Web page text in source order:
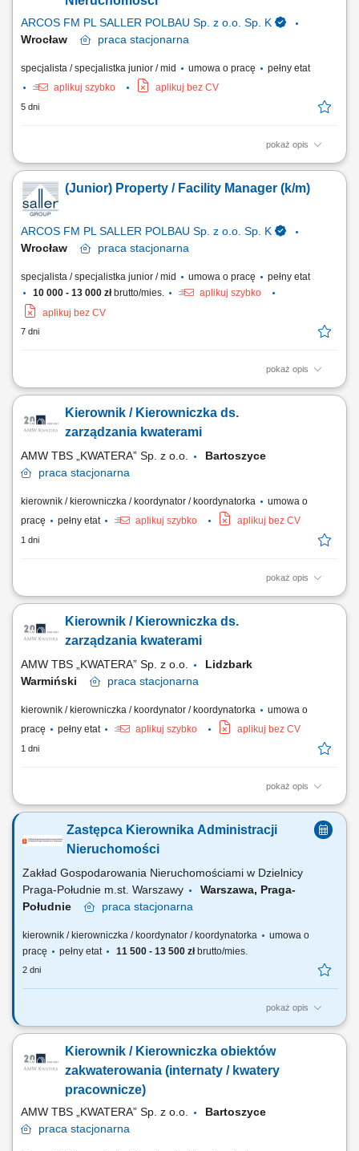
ARCOS FM PL SALLER POLBAU Sp. z o.o. Sp. K
Wrocław
praca stacjonarna
specjalista / specjalistka junior / mid umowa o pracę
pełny etat
aplikuj szybko
aplikuj bez CV
5 dni
pokaż opis
Zakres obowiązków: samodzielne zarządzanie nieruchomościami
operacyjnych z działami wewnętrznymi; nadzór nad bieżącą
eksploatacją budynków i instalacji (HVAC, sanitarne, elektryczne)
zlecanie oraz kontrola prac...
(Junior) Property / Facility Manager (k/m)
ARCOS FM PL SALLER POLBAU Sp. z o.o. Sp. K
Wrocław
praca stacjonarna
specjalista / specjalistka junior / mid umowa o pracę
pełny etat
10 000 - 13 000 złbrutto/mies.
aplikuj szybko
aplikuj bez CV
7 dni
pokaż opis
Ciekawe projekty Zarządzanie nieruchomościami: Samodzielnie
handlowymi) oraz koordynujesz działania techniczne i handlowe we
współpracy z wewnętrznymi działami specjalistycznymi. Obsługa
Kierownik / Kierowniczka ds.
zarządzania kwaterami
AMW TBS „KWATERA” Sp. z o.o.
Bartoszyce
praca stacjonarna
kierownik / kierowniczka / koordynator / koordynatorka
umowa o
pracę
pełny etat aplikuj szybko aplikuj bez CV
1 dni
pokaż opis
Opis stanowiska Zarządzanie sprawami administracyjnymi związanymi
prowadzenie wymaganej dokumentacji. Nadzór nad realizacją usług
wykonywanych przez firmy zewnętrzne. Monitorowanie stanu
Kierownik / Kierowniczka ds.
zarządzania kwaterami
AMW TBS „KWATERA” Sp. z o.o.
Lidzbark
Warmiński
praca stacjonarna
kierownik / kierowniczka / koordynator / koordynatorka
umowa o
pracę
pełny etat aplikuj szybko aplikuj bez CV
1 dni
pokaż opis
Opis stanowiska Zarządzanie sprawami administracyjnymi związanymi
prowadzenie wymaganej dokumentacji. Nadzór nad realizacją usług
wykonywanych przez firmy zewnętrzne. Monitorowanie stanu
Zastępca Kierownika Administracji
Nieruchomości
Zakład Gospodarowania Nieruchomościami w Dzielnicy
Praga-Południe m.st. Warszawy
Warszawa, Praga-
Południe
praca stacjonarna
kierownik / kierowniczka / koordynator / koordynatorka
umowa o
pracę
pełny etat 11 500 - 13 500 złbrutto/mies.
2 dni
pokaż opis
GŁÓWNE ZADANIA NA STANOWISKU Nadzór i realizacja zadań w
zasobu m.st. Warszawy i nieruchomości wspólnych. Monitorowanie
stanu prawnego zasobów, nadzór nad przestrzeganiem warunków
umów. Zawieranie umów w zakresie usług...
Kierownik / Kierowniczka obiektów
zakwaterowania (internaty / kwatery
pracownicze)
AMW TBS „KWATERA” Sp. z o.o.
Bartoszyce
praca stacjonarna